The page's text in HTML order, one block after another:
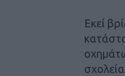
Εκεί